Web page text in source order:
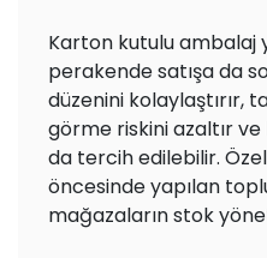
Karton kutulu ambalaj
perakende satışa da
düzenini kolaylaştırır,
görme riskini azaltır
da tercih edilebilir.
öncesinde yapılan
mağazaların stok